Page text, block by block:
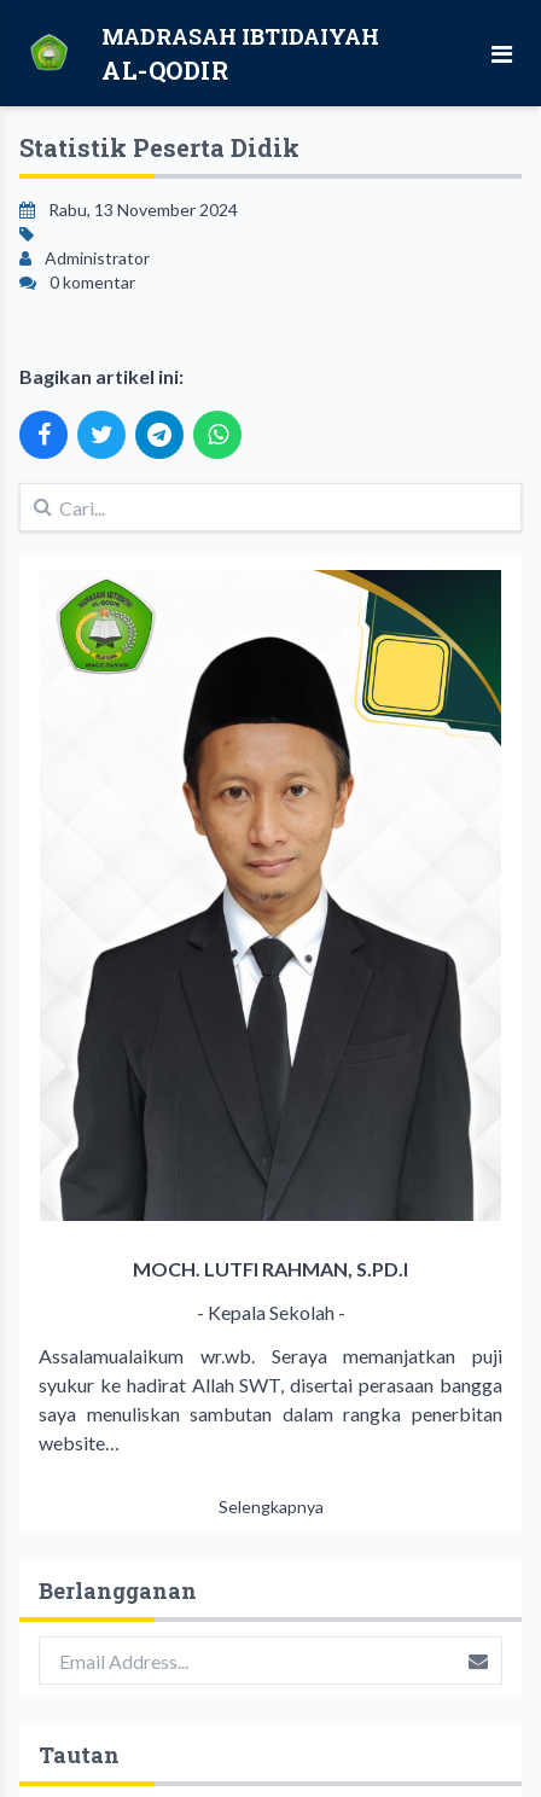
MADRASAH IBTIDAIYAH
AL-QODIR
Statistik Peserta Didik
Rabu, 13 November 2024
Administrator
0 komentar
Bagikan artikel ini:
MOCH. LUTFI RAHMAN, S.PD.I
- Kepala Sekolah -
Assalamualaikum wr.wb. Seraya memanjatkan puji
syukur ke hadirat Allah SWT, disertai perasaan bangga
saya menuliskan sambutan dalam rangka penerbitan
website…
Selengkapnya
Berlangganan
Tautan